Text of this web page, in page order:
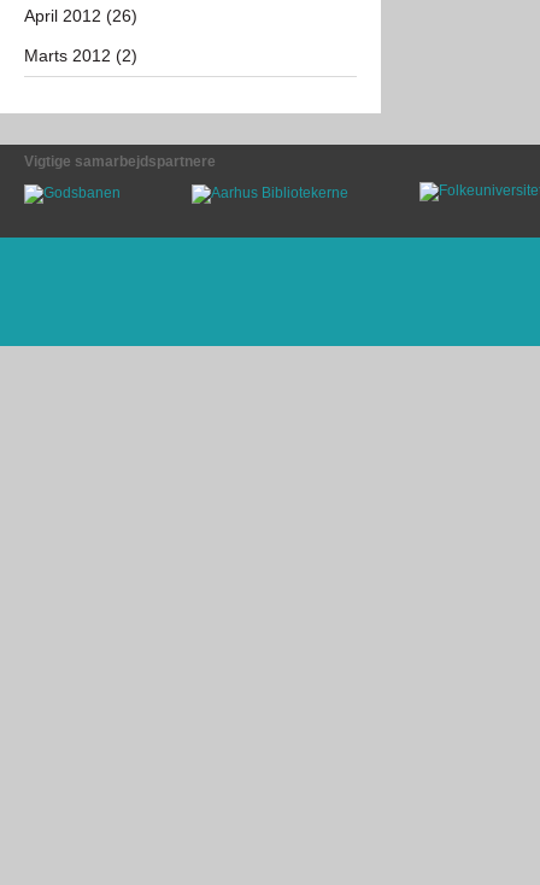
April 2012 (26)
Marts 2012 (2)
Vigtige samarbejdspartnere